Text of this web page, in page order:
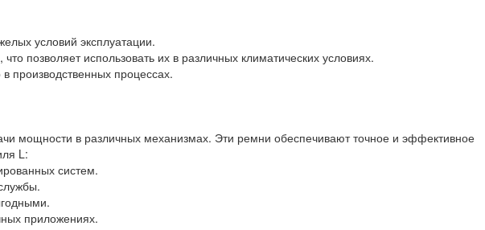
условий эксплуатации.
позволяет использовать их в различных климатических условиях.
производственных процессах.
мощности в различных механизмах. Эти ремни обеспечивают точное и эффективное
L:
систем.
приложениях.